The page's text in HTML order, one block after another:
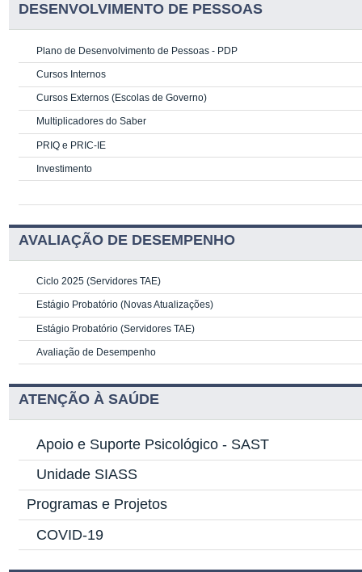
DESENVOLVIMENTO DE PESSOAS
Plano de Desenvolvimento de Pessoas - PDP
Cursos Internos
Cursos Externos (Escolas de Governo)
Multiplicadores do Saber
PRIQ e PRIC-IE
Investimento
AVALIAÇÃO DE DESEMPENHO
Ciclo 2025 (Servidores TAE)
Estágio Probatório (Novas Atualizações)
Estágio Probatório (Servidores TAE)
Avaliação de Desempenho
ATENÇÃO À SAÚDE
Apoio e Suporte Psicológico - SAST
Unidade SIASS
Programas e Projetos
COVID-19